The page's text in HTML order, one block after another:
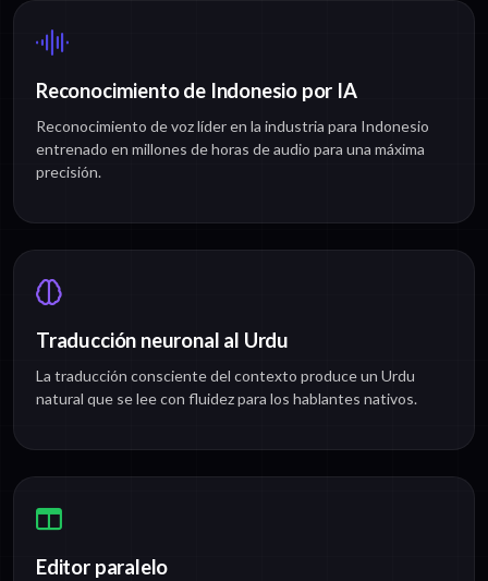
Reconocimiento de Indonesio por IA
Reconocimiento de voz líder en la industria para Indonesio
entrenado en millones de horas de audio para una máxima
precisión.
Traducción neuronal al Urdu
La traducción consciente del contexto produce un Urdu
natural que se lee con fluidez para los hablantes nativos.
Editor paralelo